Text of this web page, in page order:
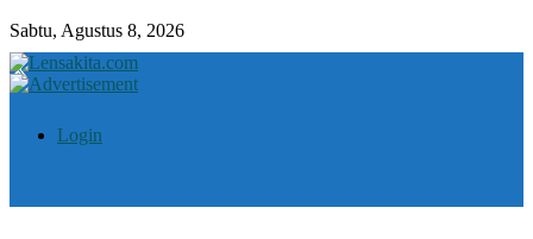
Sabtu, Agustus 8, 2026
Login